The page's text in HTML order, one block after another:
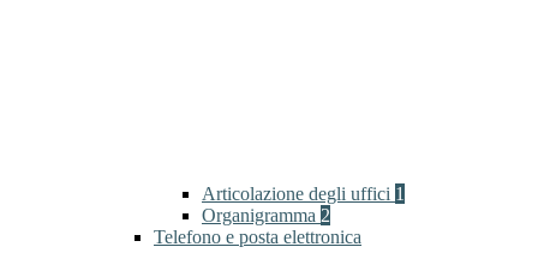
Articolazione degli uffici 1
Organigramma 2
Telefono e posta elettronica